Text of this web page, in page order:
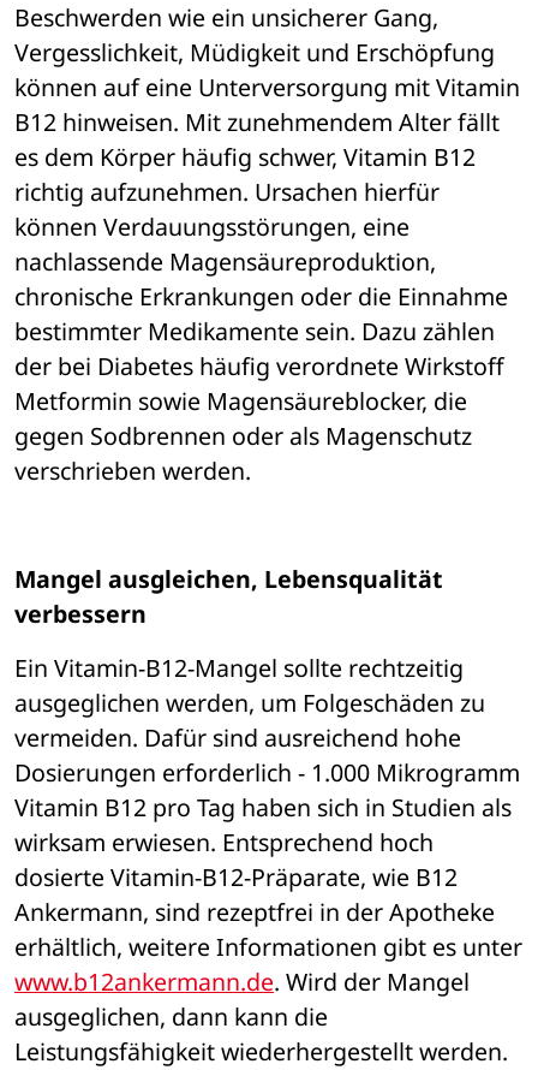
Beschwerden wie ein unsicherer Gang,
Vergesslichkeit, Müdigkeit und Erschöpfung
können auf eine Unterversorgung mit Vitamin
B12 hinweisen. Mit zunehmendem Alter fällt
es dem Körper häufig schwer, Vitamin B12
richtig aufzunehmen. Ursachen hierfür
können Verdauungsstörungen, eine
nachlassende Magensäureproduktion,
chronische Erkrankungen oder die Einnahme
bestimmter Medikamente sein. Dazu zählen
der bei Diabetes häufig verordnete Wirkstoff
Metformin sowie Magensäureblocker, die
gegen Sodbrennen oder als Magenschutz
verschrieben werden.
Mangel ausgleichen, Lebensqualität
verbessern
Ein Vitamin-B12-Mangel sollte rechtzeitig
ausgeglichen werden, um Folgeschäden zu
vermeiden. Dafür sind ausreichend hohe
Dosierungen erforderlich - 1.000 Mikrogramm
Vitamin B12 pro Tag haben sich in Studien als
wirksam erwiesen. Entsprechend hoch
dosierte Vitamin-B12-Präparate, wie B12
Ankermann, sind rezeptfrei in der Apotheke
www.b12ankermann.de. Wird der Mangel
ausgeglichen, dann kann die
Leistungsfähigkeit wiederhergestellt werden.